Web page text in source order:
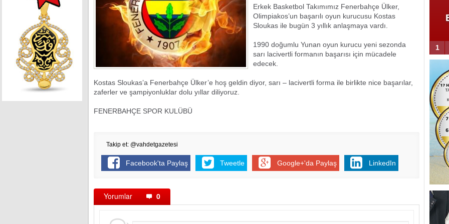
Erkek Basketbol Takımımız Fenerbahçe Ülker,
Olimpiakos’un başarılı oyun kurucusu Kostas
Sloukas ile bugün 3 yıllık anlaşmaya vardı.
1990 doğumlu Yunan oyun kurucu yeni sezonda
sarı lacivertli formanın başarısı için mücadele
edecek.
Kostas Sloukas’a Fenerbahçe Ülker’e hoş geldin diyor, sarı – lacivertli forma ile birlikte nice başarılar,
zaferler ve şampiyonluklar dolu yıllar diliyoruz.
FENERBAHÇE SPOR KULÜBÜ
Takip et: @vahdetgazetesi
Facebook'ta Paylaş Tweetle Google+'da Paylaş LinkedIn
Yorumlar 0
3. Köprü'de flaş gelişme
Yunanistan'dan son dakika
hamlesi
1